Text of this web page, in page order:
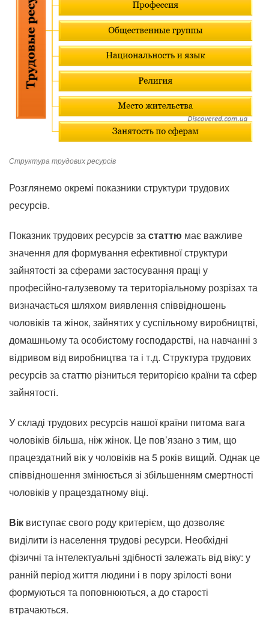
Структура трудових ресурсів
Розглянемо окремі показники структури трудових
ресурсів.
Показник трудових ресурсів застаттю має важливе
значення для формування ефективної структури
зайнятості за сферами застосування праці у
професійно-галузевому та територіальному розрізах та
визначається шляхом виявлення співвідношень
чоловіків та жінок, зайнятих у суспільному виробництві,
домашньому та особистому господарстві, на навчанні з
відривом від виробництва та і т.д. Структура трудових
ресурсів за статтю різниться територією країни та сфер
зайнятості.
У складі трудових ресурсів нашої країни питома вага
чоловіків більша, ніж жінок. Це пов’язано з тим, що
працездатний вік у чоловіків на 5 років вищий. Однак це
співвідношення змінюється зі збільшенням смертності
чоловіків у працездатному віці.
Вік виступає свого роду критерієм, що дозволяє
виділити із населення трудові ресурси. Необхідні
фізичні та інтелектуальні здібності залежать від віку: у
ранній період життя людини і в пору зрілості вони
формуються та поповнюються, а до старості
втрачаються.